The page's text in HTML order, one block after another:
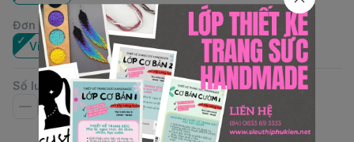
Đơn vị:
Viên
Gói
Số lượng